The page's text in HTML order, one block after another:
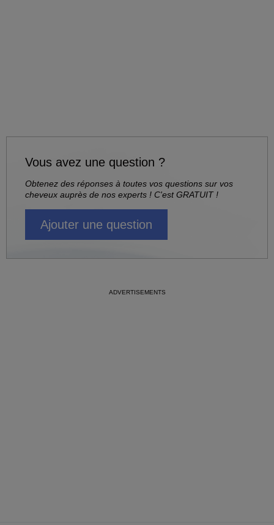
Vous avez une question ?
Obtenez des réponses à toutes vos questions sur vos
cheveux auprès de nos experts ! C'est GRATUIT !
Ajouter une question